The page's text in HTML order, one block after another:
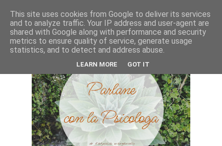
This site uses cookies from Google to deliver its services
and to analyze traffic. Your IP address and user-agent are
shared with Google along with performance and security
metrics to ensure quality of service, generate usage
statistics, and to detect and address abuse.
LEARN MORE GOT IT